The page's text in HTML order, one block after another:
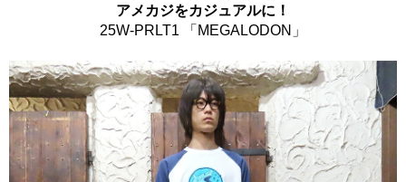
アメカジをカジュアルに！
25W-PRLT1 「MEGALODON」